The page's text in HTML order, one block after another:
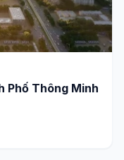
Phố Thông Minh